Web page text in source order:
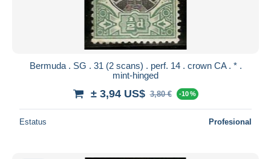
Bermuda . SG . 31 (2 scans) . perf. 14 . crown CA . * .
mint-hinged
± 3,94 US$ 3,80 € -10 %
Estatus Profesional